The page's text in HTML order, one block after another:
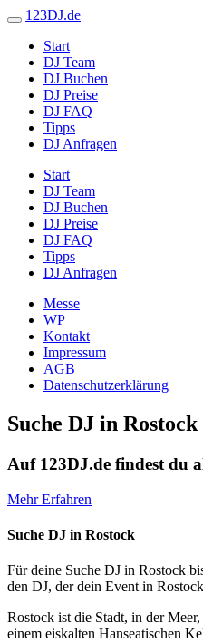
123DJ.de
Start
DJ Team
DJ Buchen
DJ Preise
DJ FAQ
Tipps
DJ Anfragen
Start
DJ Team
DJ Buchen
DJ Preise
DJ FAQ
Tipps
DJ Anfragen
Messe
WP
Kontakt
Impressum
AGB
Datenschutzerklärung
Suche DJ in Rostock
Auf 123DJ.de findest du
Mehr Erfahren
Suche DJ in Rostock
Für deine Suche DJ in Rostock
den DJ, der dein Event in
Rostock ist die Stadt, in der
einem eiskalten Hanseatischen